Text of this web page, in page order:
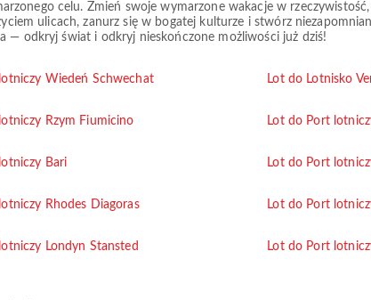
celu. Zmień swoje wymarzone wakacje w
ulicach, zanurz się w bogatej kulturze i stwórz
— odkryj świat i odkryj nieskończone możliwości już dziś!
Wiedeń Schwechat Lot do Lotnisko
Rzym Fiumicino Lot do Port
Bari Lot do Port
Rhodes Diagoras Lot do Port
Londyn Stansted Lot do Port